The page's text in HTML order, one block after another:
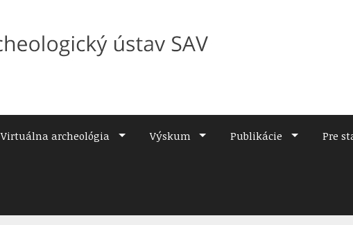
Virtuálna archeológia Výskum Publikácie Pre